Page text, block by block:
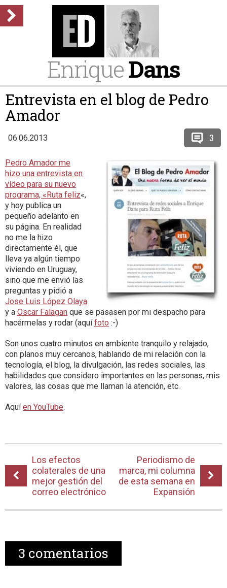
EnriqueDans
Entrevista en el blog de Pedro
Amador
06.06.2013 3
Pedro Amador me
hizo una entrevista en
vídeo para su nuevo
programa, «Ruta feliz«,
y hoy publica un
pequeño adelanto en
su página. En realidad
no me la hizo
directamente él, que
lleva ya algún tiempo
viviendo en Uruguay,
sino que me envió las
preguntas y pidió a
Jose Luis López Olaya
y a Oscar Falagan que se pasasen por mi despacho para
hacérmelas y rodar (aquífoto :-)
Son unos cuatro minutos en ambiente tranquilo y relajado,
con planos muy cercanos, hablando de mi relación con la
tecnología, el blog, la divulgación, las redes sociales, las
habilidades que considero importantes en las personas, mis
valores, las cosas que me llaman la atención, etc.
Aquíen YouTube.
Los efectos
colaterales de una
mejor gestión del
correo electrónico
Periodismo de
marca, mi columna
de esta semana en
Expansión
3 comentarios